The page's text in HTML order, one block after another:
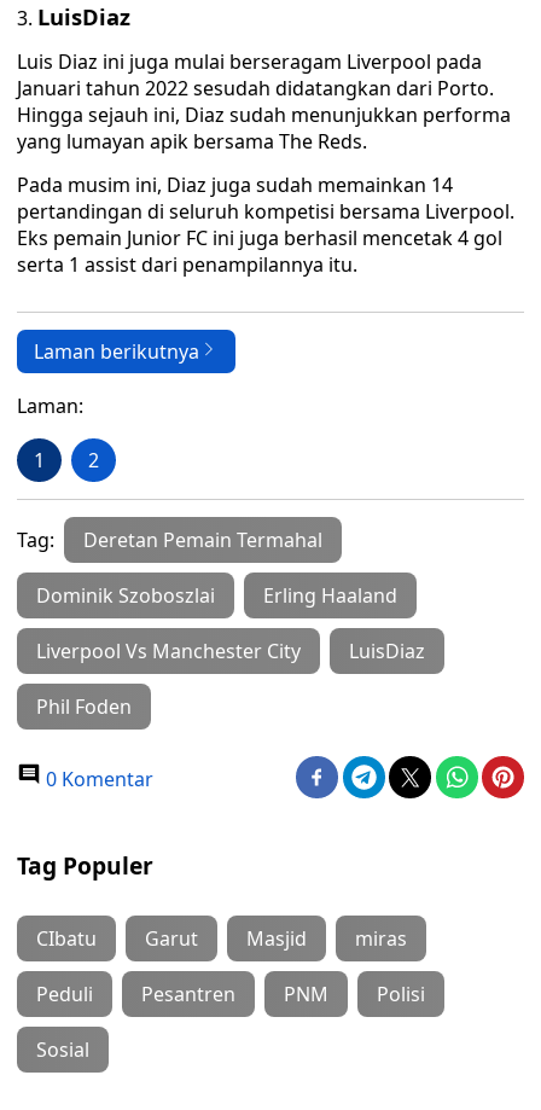
LuisDiaz
Luis Diaz ini juga mulai berseragam Liverpool pada
Januari tahun 2022 sesudah didatangkan dari Porto.
Hingga sejauh ini, Diaz sudah menunjukkan performa
yang lumayan apik bersama The Reds.
Pada musim ini, Diaz juga sudah memainkan 14
pertandingan di seluruh kompetisi bersama Liverpool.
Eks pemain Junior FC ini juga berhasil mencetak 4 gol
serta 1 assist dari penampilannya itu.
Laman berikutnya
Laman:
1 2
Tag: Deretan Pemain Termahal
Dominik Szoboszlai Erling Haaland
Liverpool Vs Manchester City LuisDiaz
Phil Foden
0 Komentar
Tag Populer
CIbatu Garut Masjid miras
Peduli Pesantren PNM Polisi
Sosial